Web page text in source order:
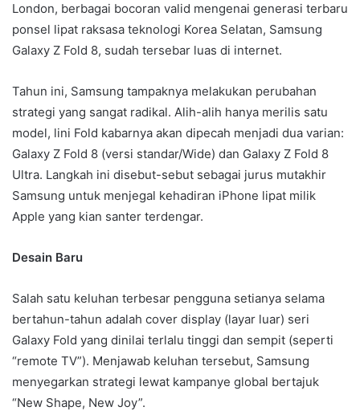
London, berbagai bocoran valid mengenai generasi terbaru
ponsel lipat raksasa teknologi Korea Selatan, Samsung
Galaxy Z Fold 8, sudah tersebar luas di internet.
Tahun ini, Samsung tampaknya melakukan perubahan
strategi yang sangat radikal. Alih-alih hanya merilis satu
model, lini Fold kabarnya akan dipecah menjadi dua varian:
Galaxy Z Fold 8 (versi standar/Wide) dan Galaxy Z Fold 8
Ultra. Langkah ini disebut-sebut sebagai jurus mutakhir
Samsung untuk menjegal kehadiran iPhone lipat milik
Apple yang kian santer terdengar.
Desain Baru
Salah satu keluhan terbesar pengguna setianya selama
bertahun-tahun adalah cover display (layar luar) seri
Galaxy Fold yang dinilai terlalu tinggi dan sempit (seperti
“remote TV”). Menjawab keluhan tersebut, Samsung
menyegarkan strategi lewat kampanye global bertajuk
“New Shape, New Joy”.